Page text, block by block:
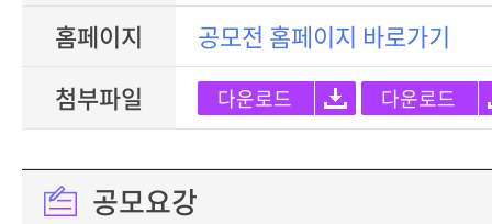
홈페이지
공모전 홈페이지 바로가기
첨부파일
다운로드 다운로드
공모요강